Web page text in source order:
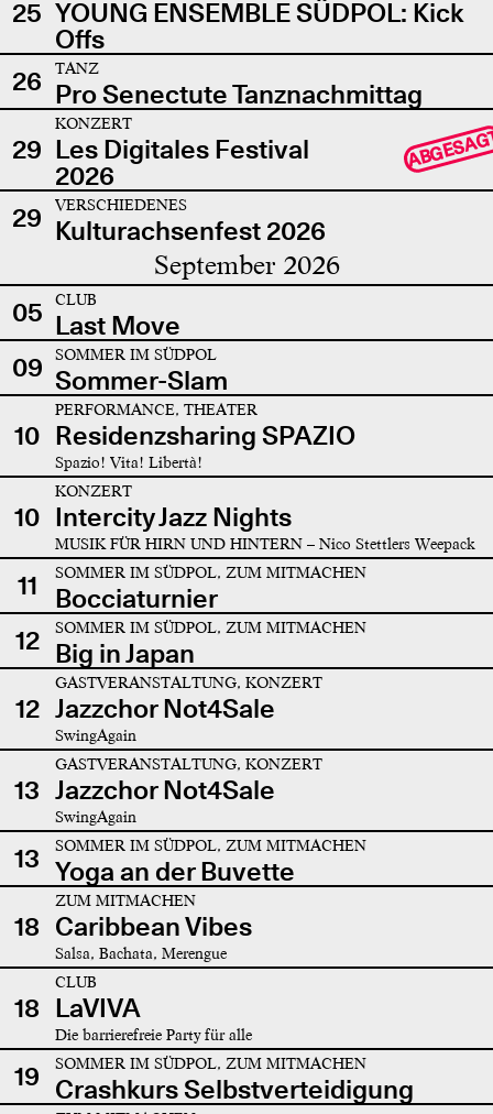
25 YOUNG ENSEMBLE SÜDPOL: Kick
Offs
26
TANZ
Pro Senectute Tanznachmittag
29
KONZERT
Les Digitales Festival
2026
29 VERSCHIEDENES
Kulturachsenfest 2026
September 2026
05 CLUB
Last Move
09
SOMMER IM SÜDPOL
Sommer-Slam
10
PERFORMANCE, THEATER
Residenzsharing SPAZIO
Spazio! Vita! Libertà!
10
KONZERT
Intercity Jazz Nights
MUSIK FÜR HIRN UND HINTERN – Nico Stettlers Weepack
11 SOMMER IM SÜDPOL, ZUM MITMACHEN
Bocciaturnier
12
SOMMER IM SÜDPOL, ZUM MITMACHEN
Big in Japan
12
GASTVERANSTALTUNG, KONZERT
Jazzchor Not4Sale
SwingAgain
13
GASTVERANSTALTUNG, KONZERT
Jazzchor Not4Sale
SwingAgain
13 SOMMER IM SÜDPOL, ZUM MITMACHEN
Yoga an der Buvette
18
ZUM MITMACHEN
Caribbean Vibes
Salsa, Bachata, Merengue
18
CLUB
LaVIVA
Die barrierefreie Party für alle
19 SOMMER IM SÜDPOL, ZUM MITMACHEN
Crashkurs Selbstverteidigung